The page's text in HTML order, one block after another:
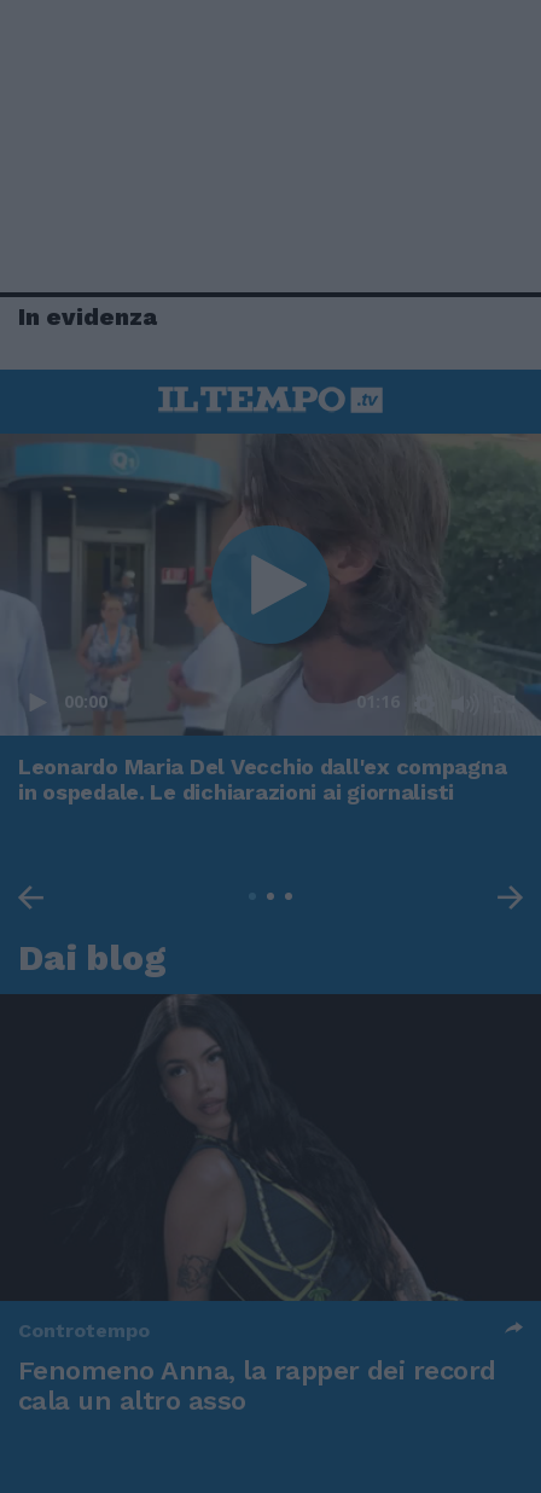
In evidenza
00:00 01:16
Leonardo Maria Del Vecchio dall'ex compagna
in ospedale. Le dichiarazioni ai giornalisti
Dai blog
Controtempo
Fenomeno Anna, la rapper dei record
cala un altro asso